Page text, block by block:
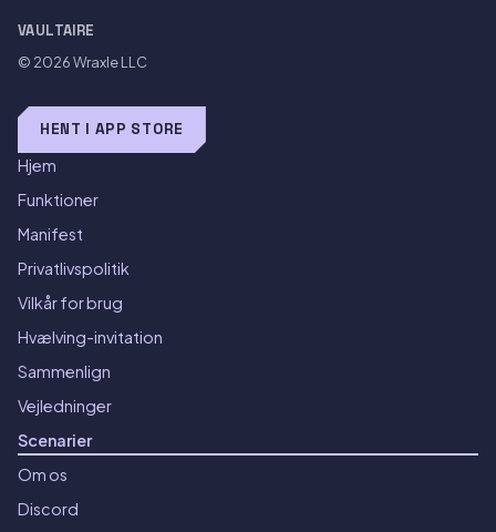
VAULTAIRE
© 2026Wraxle LLC
HENT I APP STORE
Hjem
Funktioner
Manifest
Privatlivspolitik
Vilkår for brug
Hvælving-invitation
Sammenlign
Vejledninger
Scenarier
Om os
Discord